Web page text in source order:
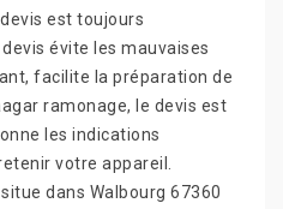
est toujours
évite les mauvaises
facilite la préparation de
ramonage, le devis est
les indications
votre appareil.
dans Walbourg 67360